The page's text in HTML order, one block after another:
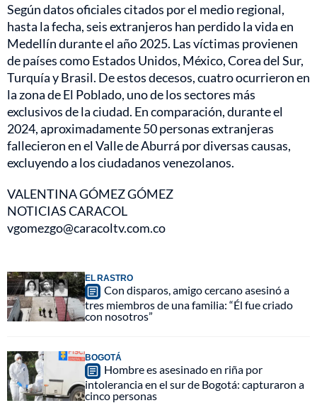
Según datos oficiales citados por el medio regional,
hasta la fecha, seis extranjeros han perdido la vida en
Medellín durante el año 2025. Las víctimas provienen
de países como Estados Unidos, México, Corea del Sur,
Turquía y Brasil. De estos decesos, cuatro ocurrieron en
la zona de El Poblado, uno de los sectores más
exclusivos de la ciudad. En comparación, durante el
2024, aproximadamente 50 personas extranjeras
fallecieron en el Valle de Aburrá por diversas causas,
excluyendo a los ciudadanos venezolanos.
VALENTINA GÓMEZ GÓMEZ
NOTICIAS CARACOL
vgomezgo@caracoltv.com.co
EL RASTRO
Con disparos, amigo cercano asesinó a
tres miembros de una familia: “Él fue criado
con nosotros”
BOGOTÁ
Hombre es asesinado en riña por
intolerancia en el sur de Bogotá: capturaron a
cinco personas